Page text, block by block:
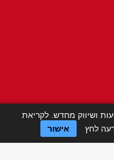
Click
ושיווק מחדש. לקריאת
לחץ אישור